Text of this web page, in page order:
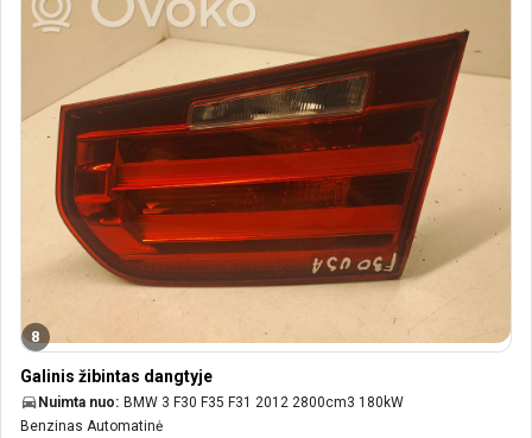
8
Galinis žibintas dangtyje
Nuimta nuo: BMW 3 F30 F35 F31 2012 2800cm3 180kW
Benzinas Automatinė